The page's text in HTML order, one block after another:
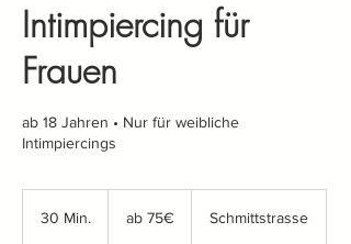
Intimpiercing für
Frauen
ab 18 Jahren • Nur für weibliche
Intimpiercings
30 Min. ab 75€ Schmittstrasse